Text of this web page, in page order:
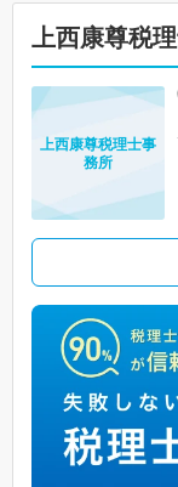
上西康尊税
上西康尊税理士事
務所